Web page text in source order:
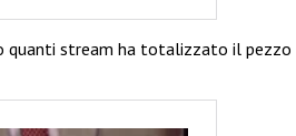
quanti stream ha totalizzato il pezzo